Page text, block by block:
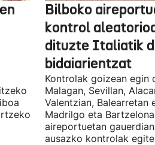
Bilboko
kontrol
dituzte Italiatik
bidaiarientzat
Kontrolak goizean egin
Malagan, Sevillan,
Valentzian, Balearretan
Madrilgo eta
aireportuetan
ausazko kontrolak